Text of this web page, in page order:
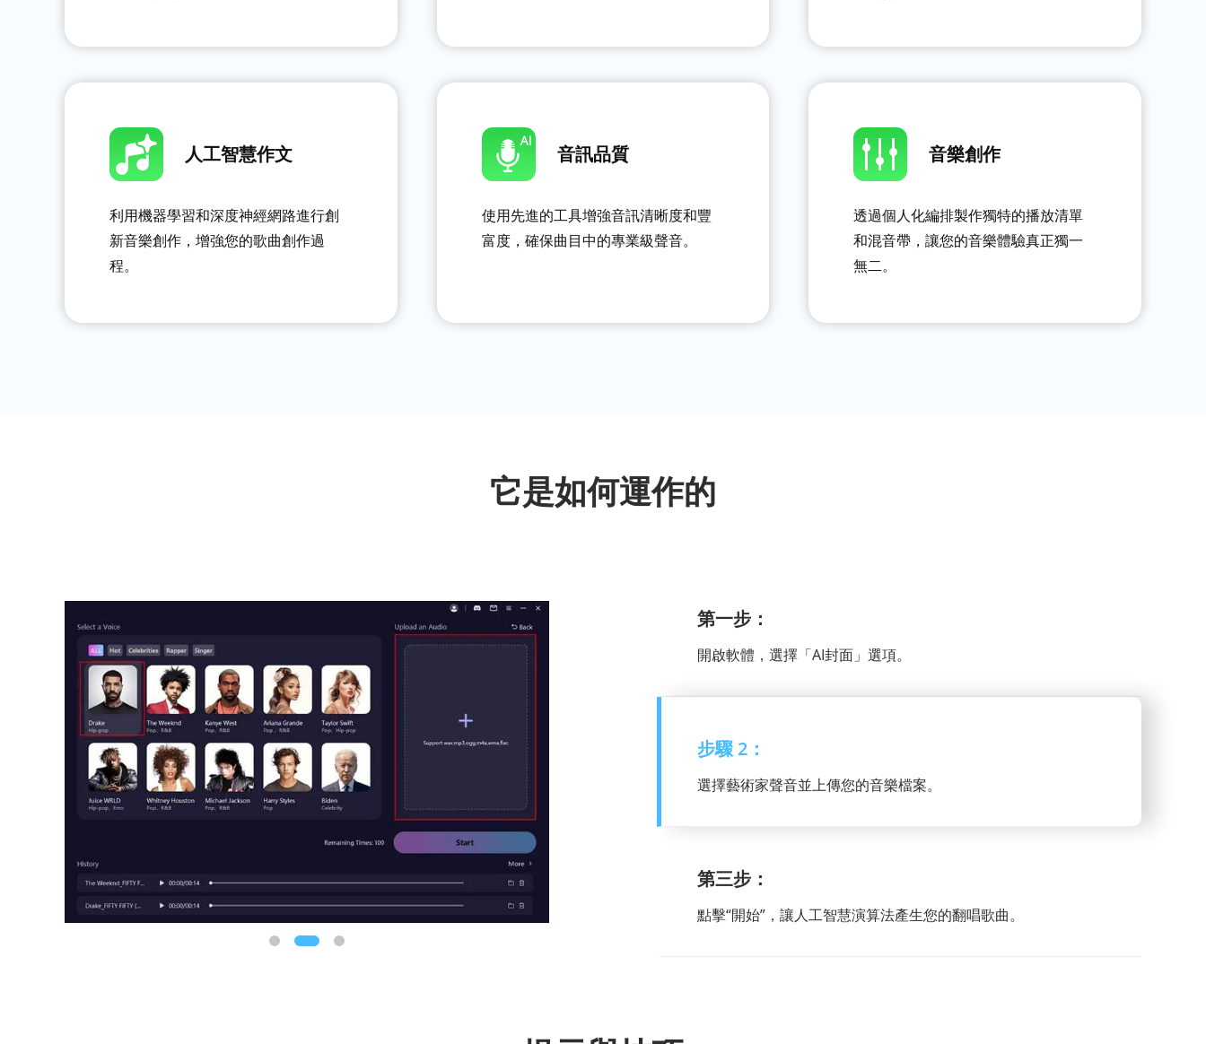
人工智慧作文
利用機器學習和深度神經網路進行創
新音樂創作，增強您的歌曲創作過
程。
音訊品質
使用先進的工具增強音訊清晰度和豐
富度，確保曲目中的專業級聲音。
音樂創作
透過個人化編排製作獨特的播放清單
和混音帶，讓您的音樂體驗真正獨一
無二。
它是如何運作的
第一步：
開啟軟體，選擇「AI封面」選項。
步驟 2：
選擇藝術家聲音並上傳您的音樂檔案。
第三步：
點擊“開始”，讓人工智慧演算法產生您的翻唱歌曲。